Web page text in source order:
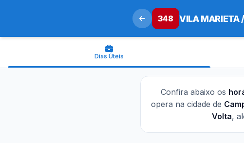
348 VILA MARIETA
Dias Úteis
Confira abaixo os
opera na cidade de
Volta,